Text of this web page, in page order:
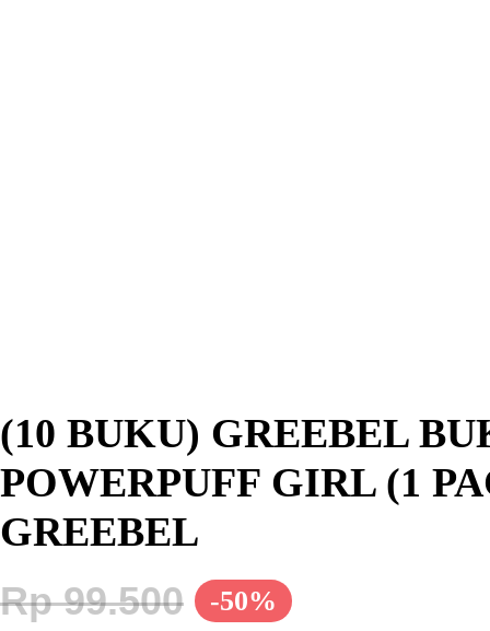
(10 BUKU) GREEBEL
POWERPUFF GIRL (1
GREEBEL
-50%
Rp99.500